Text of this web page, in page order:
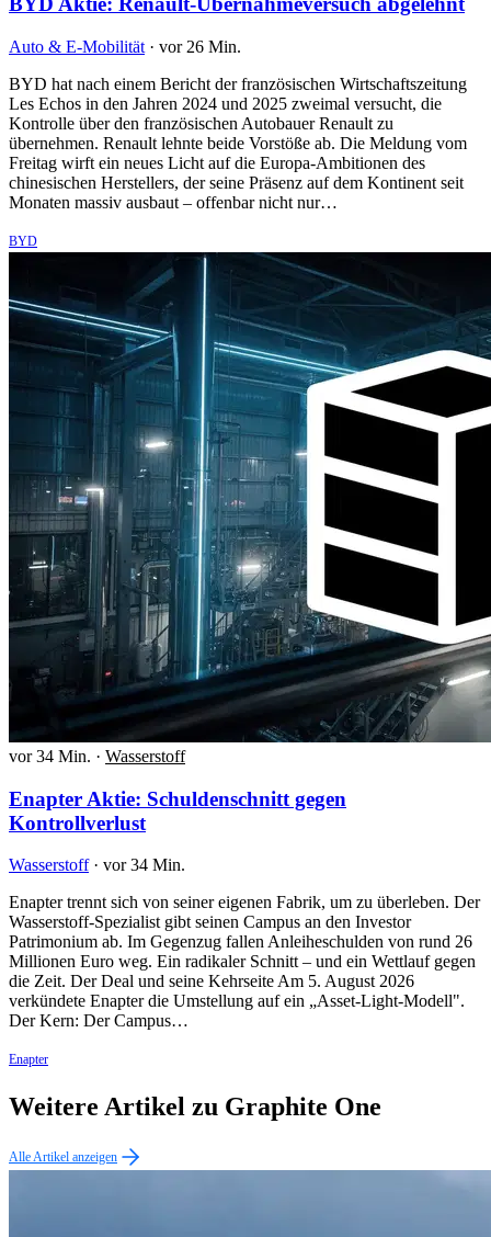
Auto & E-Mobilität · vor 26 Min.
BYD hat nach einem Bericht der französischen Wirtschaftszeitung
Les Echos in den Jahren 2024 und 2025 zweimal versucht, die
Kontrolle über den französischen Autobauer Renault zu
übernehmen. Renault lehnte beide Vorstöße ab. Die Meldung vom
Freitag wirft ein neues Licht auf die Europa-Ambitionen des
chinesischen Herstellers, der seine Präsenz auf dem Kontinent seit
Monaten massiv ausbaut – offenbar nicht nur…
BYD
vor 34 Min. · Wasserstoff
Enapter Aktie: Schuldenschnitt gegen
Kontrollverlust
Wasserstoff · vor 34 Min.
Enapter trennt sich von seiner eigenen Fabrik, um zu überleben. Der
Wasserstoff-Spezialist gibt seinen Campus an den Investor
Patrimonium ab. Im Gegenzug fallen Anleiheschulden von rund 26
Millionen Euro weg. Ein radikaler Schnitt – und ein Wettlauf gegen
die Zeit. Der Deal und seine Kehrseite Am 5. August 2026
verkündete Enapter die Umstellung auf ein „Asset-Light-Modell".
Der Kern: Der Campus…
Enapter
Weitere Artikel zu Graphite One
Alle Artikel anzeigen